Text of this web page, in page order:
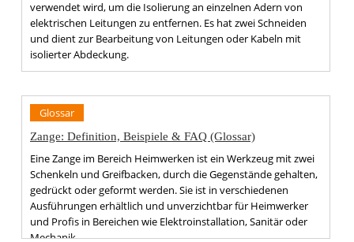
verwendet wird, um die Isolierung an einzelnen Adern von
elektrischen Leitungen zu entfernen. Es hat zwei Schneiden
und dient zur Bearbeitung von Leitungen oder Kabeln mit
isolierter Abdeckung.
Glossar
Zange: Definition, Beispiele & FAQ (Glossar)
Eine Zange im Bereich Heimwerken ist ein Werkzeug mit zwei
Schenkeln und Greifbacken, durch die Gegenstände gehalten,
gedrückt oder geformt werden. Sie ist in verschiedenen
Ausführungen erhältlich und unverzichtbar für Heimwerker
und Profis in Bereichen wie Elektroinstallation, Sanitär oder
Mechanik.